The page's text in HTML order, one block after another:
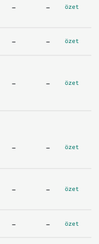
- - özet
- - özet
- - özet
- - özet
- - özet
- - özet